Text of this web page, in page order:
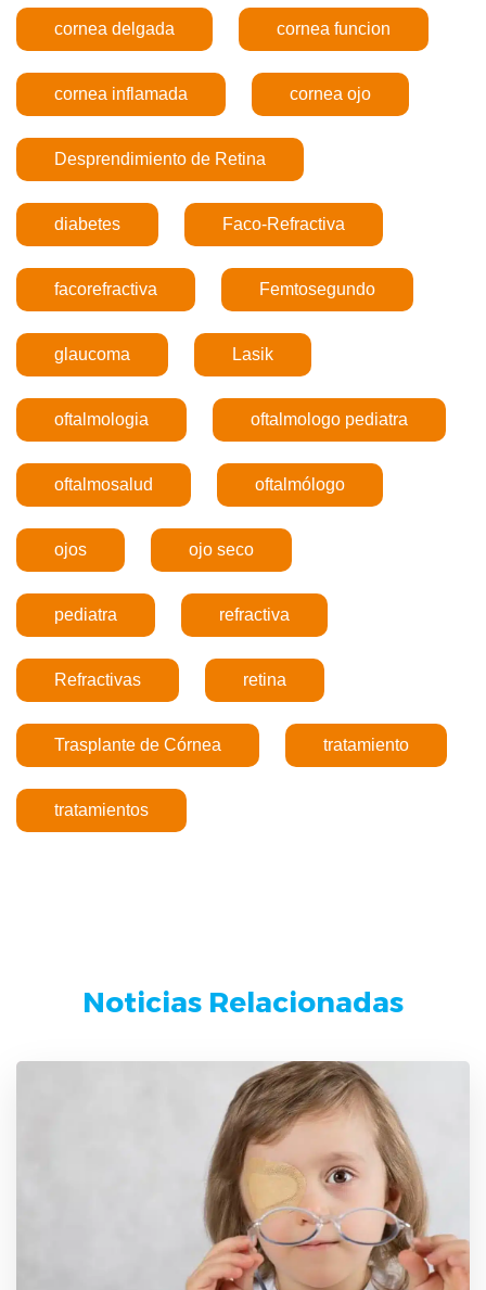
cornea delgada cornea funcion
cornea inflamada cornea ojo
Desprendimiento de Retina
diabetes Faco-Refractiva
facorefractiva Femtosegundo
glaucoma Lasik
oftalmologia oftalmologo pediatra
oftalmosalud oftalmólogo
ojos ojo seco
pediatra refractiva
Refractivas retina
Trasplante de Córnea tratamiento
tratamientos
Noticias Relacionadas